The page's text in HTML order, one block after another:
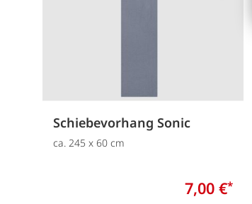
Schiebevorhang Sonic
ca. 245 x 60 cm
7,00 €*